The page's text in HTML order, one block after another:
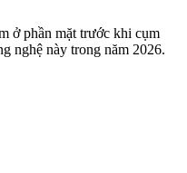
ở phần mặt trước khi cụm
nghệ này trong năm 2026.